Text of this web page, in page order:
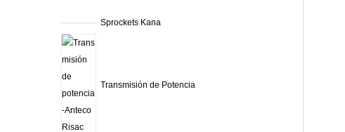
Sprockets Kana
Transmisión de Potencia